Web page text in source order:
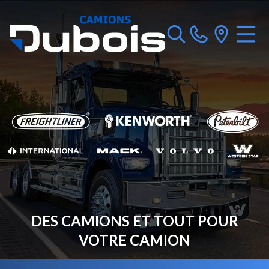
DES CAMIONS ET TOUT POUR
VOTRE CAMION